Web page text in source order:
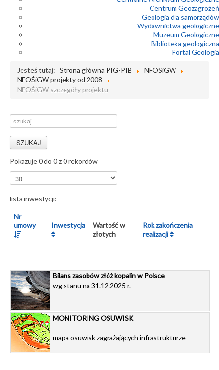
Centrum Geozagrożeń
Geologia dla samorządów
Wydawnictwa geologiczne
Muzeum Geologiczne
Biblioteka geologiczna
Portal Geologia
Jesteś tutaj: Strona główna PIG-PIB
NFOSiGW
NFOŚiGW projekty od 2008
NFOŚiGW szczegóły projektu
Pokazuje 0 do 0 z 0 rekordów
lista inwestycji:
Nr
umowy
Inwestycja
Wartość w
złotych
Rok zakończenia
realizacji
Bilans zasobów złóż kopalin w Polsce
wg stanu na 31.12.2025 r.
MONITORING OSUWISK
mapa osuwisk zagrażających infrastrukturze